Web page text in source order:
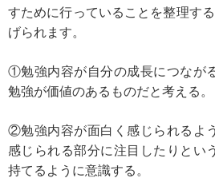
すために行っていることを整理す
げられます。
①勉強内容が自分の成長につなが
勉強が価値のあるものだと考える。
②勉強内容が面白く感じられるよ
感じられる部分に注目したりとい
持てるように意識する。